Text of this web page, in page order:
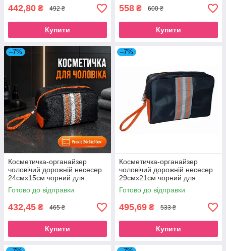
442,80 ₴ 492 ₴
Купити
558 ₴ 600 ₴
Купити
–7%
Косметичка-органайзер
чоловічий дорожній несесер
24смх15см чорний для
туалетного приладдя Beauty
Luxury
Готово до відправки
432,45 ₴ 465 ₴
Купити
–7%
Косметичка-органайзер
чоловічий дорожній несесер
29смх21см чорний для
туалетного приладдя Beauty
Luxury
Готово до відправки
495,69 ₴ 533 ₴
Купити